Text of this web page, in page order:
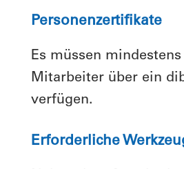
Personenzertifikate
Es müssen
Mitarbeiter über ein
verfügen.
Erforderliche